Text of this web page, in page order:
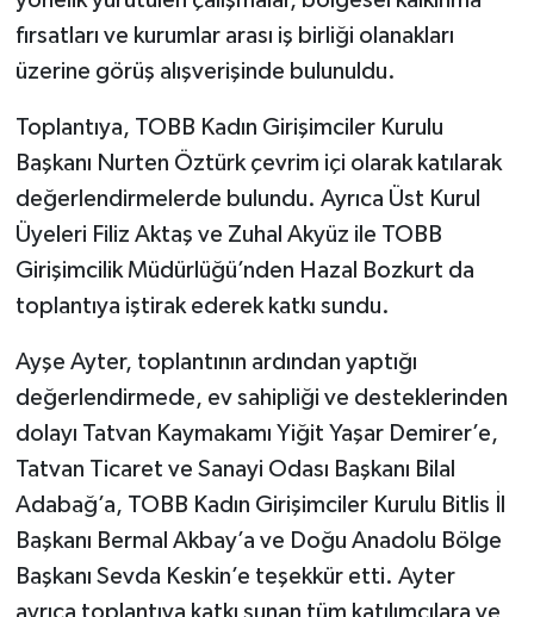
fırsatları ve kurumlar arası iş birliği olanakları
üzerine görüş alışverişinde bulunuldu.
Toplantıya, TOBB Kadın Girişimciler Kurulu
Başkanı Nurten Öztürk çevrim içi olarak katılarak
değerlendirmelerde bulundu. Ayrıca Üst Kurul
Üyeleri Filiz Aktaş ve Zuhal Akyüz ile TOBB
Girişimcilik Müdürlüğü’nden Hazal Bozkurt da
toplantıya iştirak ederek katkı sundu.
Ayşe Ayter, toplantının ardından yaptığı
değerlendirmede, ev sahipliği ve desteklerinden
dolayı Tatvan Kaymakamı Yiğit Yaşar Demirer’e,
Tatvan Ticaret ve Sanayi Odası Başkanı Bilal
Adabağ’a, TOBB Kadın Girişimciler Kurulu Bitlis İl
Başkanı Bermal Akbay’a ve Doğu Anadolu Bölge
Başkanı Sevda Keskin’e teşekkür etti. Ayter
ayrıca toplantıya katkı sunan tüm katılımcılara ve